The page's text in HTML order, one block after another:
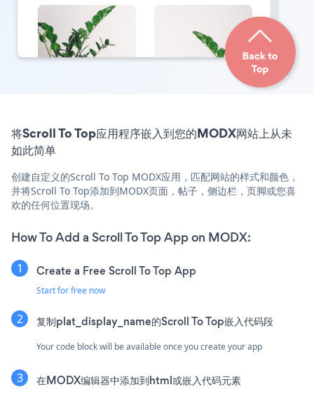
将Scroll To Top应用程序嵌入到您的MODX网站上从未
如此简单
创建自定义的Scroll To Top MODX应用，匹配网站的样式和颜色，
并将Scroll To Top添加到MODX页面，帖子，侧边栏，页脚或您喜
欢的任何位置现场。
How To Add a Scroll To Top App on MODX:
Create a Free Scroll To Top App
Start for free now
复制plat_display_name的Scroll To Top嵌入代码段
Your code block will be available once you create your app
在MODX编辑器中添加到html或嵌入代码元素